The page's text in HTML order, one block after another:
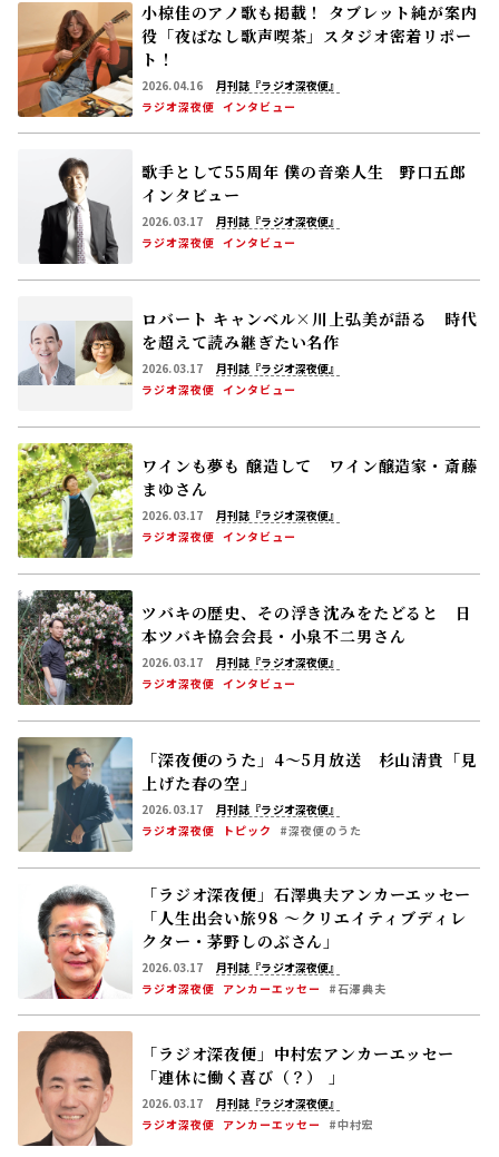
小椋佳のアノ歌も掲載！ タブレット純が案内
役「夜ばなし歌声喫茶」スタジオ密着リポー
ト！
2026.04.16
月刊誌『ラジオ深夜便』
ラジオ深夜便 インタビュー
歌手として55周年 僕の音楽人生 野口五郎
インタビュー
2026.03.17
月刊誌『ラジオ深夜便』
ラジオ深夜便 インタビュー
ロバート キャンベル×川上弘美が語る 時代
を超えて読み継ぎたい名作
2026.03.17
月刊誌『ラジオ深夜便』
ラジオ深夜便 インタビュー
ワインも夢も 醸造して ワイン醸造家・斎藤
まゆさん
2026.03.17
月刊誌『ラジオ深夜便』
ラジオ深夜便 インタビュー
ツバキの歴史、その浮き沈みをたどると 日
本ツバキ協会会長・小泉不二男さん
2026.03.17
月刊誌『ラジオ深夜便』
ラジオ深夜便 インタビュー
「深夜便のうた」4～5月放送 杉山清貴「見
上げた春の空」
2026.03.17
月刊誌『ラジオ深夜便』
ラジオ深夜便
トピック #深夜便のうた
「ラジオ深夜便」石澤典夫アンカーエッセー
「人生出会い旅98 ～クリエイティブディレ
クター・茅野しのぶさん」
2026.03.17
月刊誌『ラジオ深夜便』
ラジオ深夜便 アンカーエッセー #石澤典夫
「ラジオ深夜便」中村宏アンカーエッセー
「連休に働く喜び（？） 」
2026.03.17
月刊誌『ラジオ深夜便』
ラジオ深夜便 アンカーエッセー #中村宏